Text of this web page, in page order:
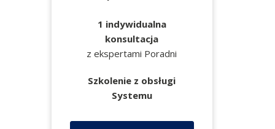
1 indywidualna
konsultacja
z ekspertami Poradni
Szkolenie z obsługi
Systemu